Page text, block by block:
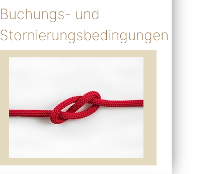
Buchungs- und
Stornierungsbedingungen